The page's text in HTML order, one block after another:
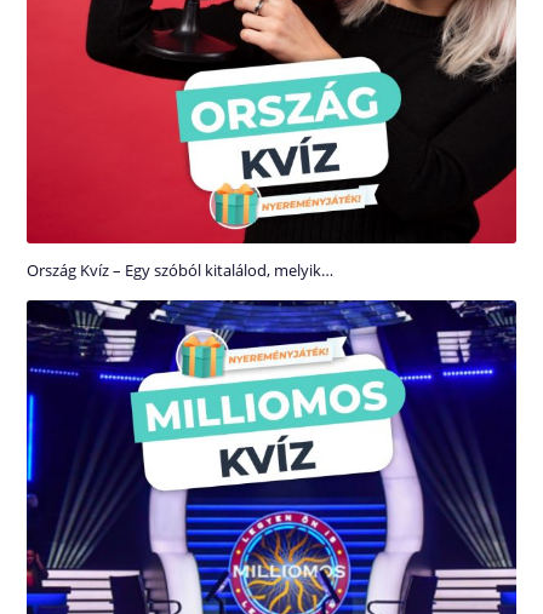
Ország Kvíz – Egy szóból kitalálod, melyik…